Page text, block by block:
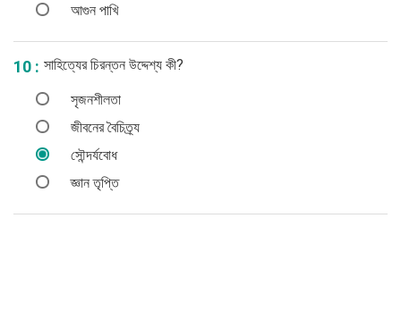
আগুন পাখি
10 : সাহিত্যের চিরন্তন উদ্দেশ্য কী?
সৃজনশীলতা
জীবনের বৈচিত্র্য
সৌন্দর্যবোধ
জ্ঞান তৃপ্তি